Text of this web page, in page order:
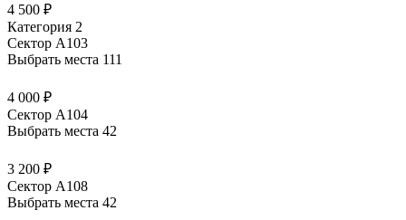
4 500 ₽
Категория 2
Сектор А103
Выбрать места 111
4 000 ₽
Сектор А104
Выбрать места 42
3 200 ₽
Сектор А108
Выбрать места 42